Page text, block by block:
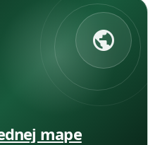
public
mape